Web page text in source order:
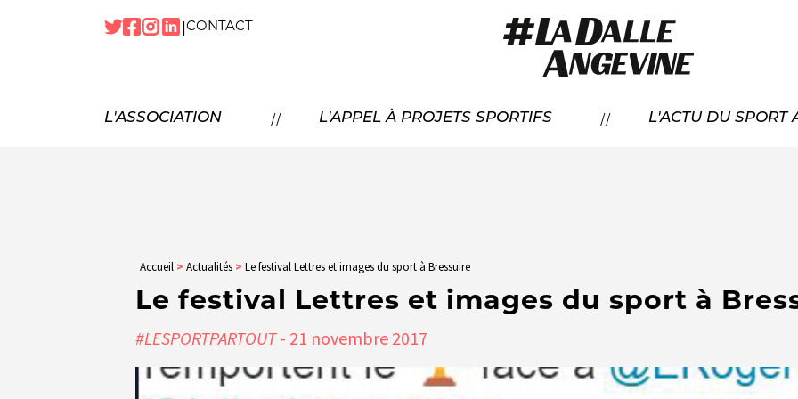
|CONTACT
L'ASSOCIATION
NOSTEMPS FORTS
// L'APPEL À PROJETS SPORTIFS
PRÉSENTATION
// L'ACTU DU SPORT
Accueil > Actualités > Le festival Lettres et images du sport à Bressuire
Le festival Lettres et images du sport à
#LESPORTPARTOUT- 21 novembre 2017